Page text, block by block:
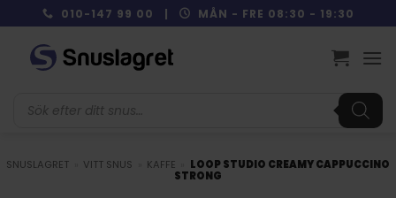
to
content
010-147 99 00 | MÅN - FRE 08:30 - 19:30
SNUSLAGRET VITT SNUS KAFFE
LOOP STUDIO CREAMY CAPPUCCINO
STRONG